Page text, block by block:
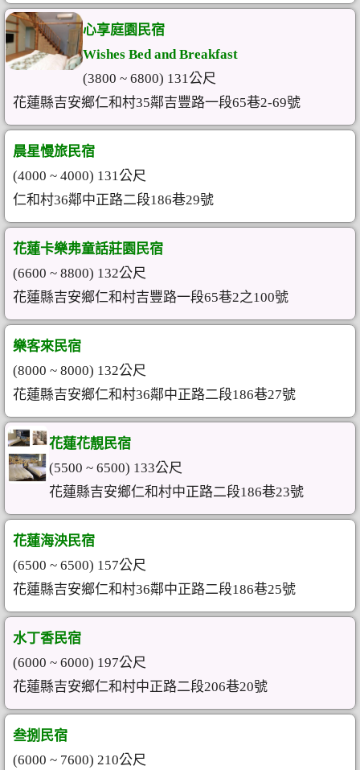
心享庭園民宿
Wishes Bed and Breakfast
(3800 ~ 6800) 131公尺
花蓮縣吉安鄉仁和村35鄰吉豐路一段65巷2-69號
晨星慢旅民宿
(4000 ~ 4000) 131公尺
仁和村36鄰中正路二段186巷29號
花蓮卡樂弗童話莊園民宿
(6600 ~ 8800) 132公尺
花蓮縣吉安鄉仁和村吉豐路一段65巷2之100號
樂客來民宿
(8000 ~ 8000) 132公尺
花蓮縣吉安鄉仁和村36鄰中正路二段186巷27號
花蓮花靚民宿
(5500 ~ 6500) 133公尺
花蓮縣吉安鄉仁和村中正路二段186巷23號
花蓮海泱民宿
(6500 ~ 6500) 157公尺
花蓮縣吉安鄉仁和村36鄰中正路二段186巷25號
水丁香民宿
(6000 ~ 6000) 197公尺
花蓮縣吉安鄉仁和村中正路二段206巷20號
叁捌民宿
(6000 ~ 7600) 210公尺